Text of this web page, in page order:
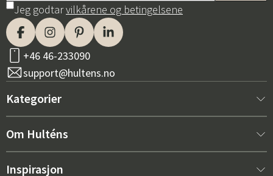
Sverige
Danmark
Norge
Jeg godtarvilkårene og betingelsene
+46 46-233090
support@hultens.no
Kategorier
Nytt hos oss
Om Hulténs
Om Hulténs
Inspirasjon